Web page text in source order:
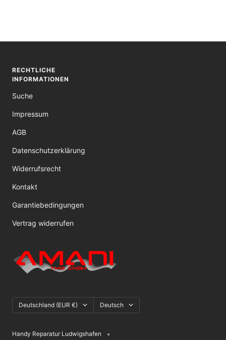
RECHTLICHE
INFORMATIONEN
Suche
Impressum
AGB
Datenschutzerklärung
Widerrufsrecht
Kontakt
Garantiebedingungen
Vertrag widerrufen
Land/Region
Deutschland (EUR €) Sprache
Deutsch
Handy Reparatur Ludwigshafen